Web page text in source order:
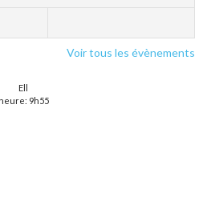
Voir tous les évènements
Ell
heure: 9h55